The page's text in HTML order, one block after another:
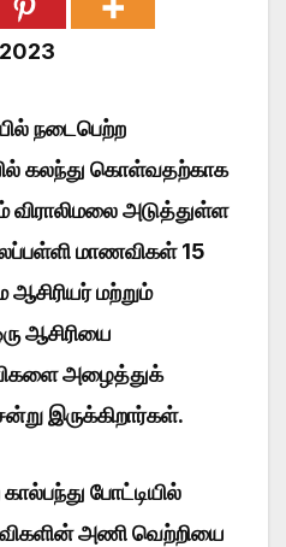
2023
நடைபெற்ற
கலந்து கொள்வதற்காக
விராலிமலை அடுத்துள்ள
மாணவிகள் 15
மற்றும்
ஆசிரியை
அழைத்துக்
இருக்கிறார்கள்.
போட்டியில்
அணி வெற்றியை